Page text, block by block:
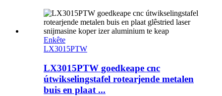
Enkête
LX3015PTW
LX3015PTW goedkeape cnc
útwikselingstafel rotearjende metalen
buis en plaat ...